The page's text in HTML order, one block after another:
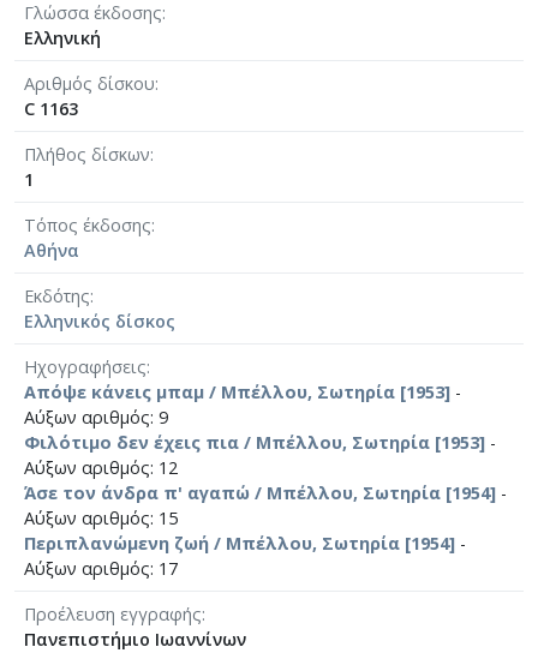
Γλώσσα έκδοσης
Ελληνική
Αριθμός δίσκου
C 1163
Πλήθος δίσκων
1
Τόπος έκδοσης
Αθήνα
Εκδότης
Ελληνικός δίσκος
Ηχογραφήσεις
Απόψε κάνεις μπαμ / Μπέλλου, Σωτηρία [1953] -
Αύξων αριθμός: 9
Φιλότιμο δεν έχεις πια / Μπέλλου, Σωτηρία [1953] -
Αύξων αριθμός: 12
Άσε τον άνδρα π' αγαπώ / Μπέλλου, Σωτηρία [1954] -
Αύξων αριθμός: 15
Περιπλανώμενη ζωή / Μπέλλου, Σωτηρία [1954] -
Αύξων αριθμός: 17
Προέλευση εγγραφής
Πανεπιστήμιο Ιωαννίνων